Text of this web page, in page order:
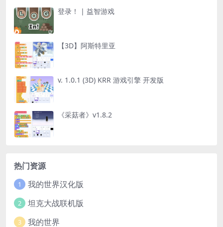
登录！ | 益智游戏
【3D】阿斯特里亚
v. 1.0.1 (3D) KRR 游戏引擎 开发版
《采菇者》v1.8.2
热门资源
1 我的世界汉化版
2 坦克大战联机版
3 我的世界